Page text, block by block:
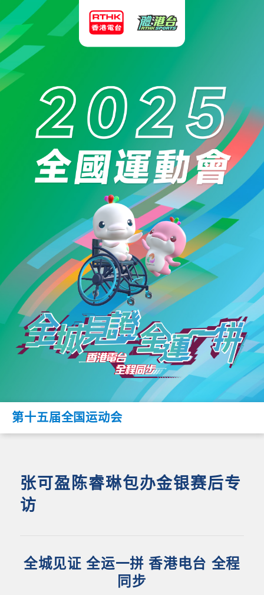
第十五届全国运动会
张可盈陈睿琳包办金银赛后专
访
全城见证 全运一拼 香港电台 全程
同步